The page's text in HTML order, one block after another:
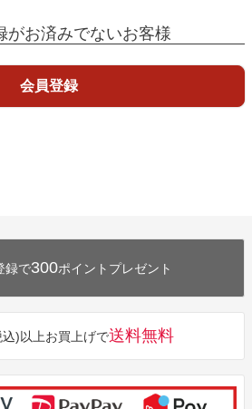
がお済みでないお客様
会員登録
録で300ポイントプレゼント
)以上お買上げで送料無料